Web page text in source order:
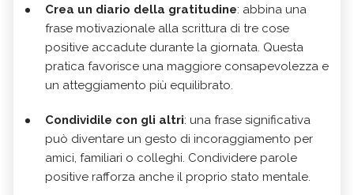
Crea un diario della gratitudine: abbina una
frase motivazionale alla scrittura di tre cose
positive accadute durante la giornata. Questa
pratica favorisce una maggiore consapevolezza e
un atteggiamento più equilibrato.
Condividile con gli altri: una frase significativa
può diventare un gesto di incoraggiamento per
amici, familiari o colleghi. Condividere parole
positive rafforza anche il proprio stato mentale.